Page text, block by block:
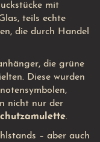
mit
teils echte
die durch Handel
die grüne
Diese wurden
nicht nur der
.
– aber auch